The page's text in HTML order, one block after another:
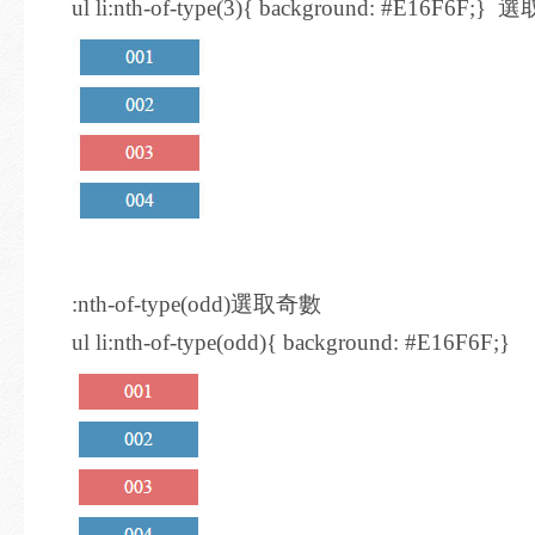
ul li:nth-of-type(3){ background: #E16F6F;} 選
:nth-of-type(odd)選取奇數
ul li:nth-of-type(odd){ background: #E16F6F;}